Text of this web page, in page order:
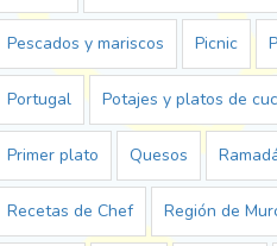
Pescados y mariscos Picnic
Portugal Potajes y platos de
Primer plato Quesos
Recetas de Chef Región de